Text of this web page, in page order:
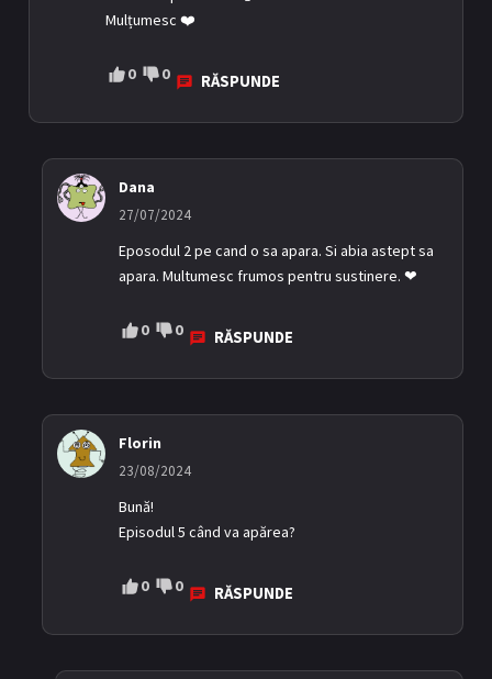
Mulțumesc ❤️
0 0 RĂSPUNDE
Dana
27/07/2024
Eposodul 2 pe cand o sa apara. Si abia astept sa
apara. Multumesc frumos pentru sustinere. ❤
0 0 RĂSPUNDE
Florin
23/08/2024
Bună!
Episodul 5 când va apărea?
0 0 RĂSPUNDE